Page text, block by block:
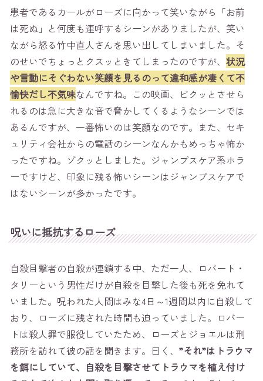
患者であるカールがローズに向かって笑いながら「お前
は死ぬ」と何度も連呼するシーンがありましたが、笑い
ながら怒る竹中直人さんを思い出してしまいました。そ
のせいでちょっとクスッときてしまったのですが、 状況
や言動にそぐわない笑顔を見るのって違和感が凄くて不
愉快だし不気味なんですね。この映画、ビクッとさせら
れるのは急に大きな音で脅かしてくるようなシーンでは
あるんですが、一番怖いのは笑顔なのです。また、セキ
ュリティ会社からの電話のシーンなんかもめっちゃ怖か
ったですね。ゾクッとしました。ジャンプスケア系ホラ
ーですけど、印象に残る怖いシーンはジャンプスケアで
はないシーンが多かったです。
呪いに抵抗するローズ
自殺目撃者の自殺が連鎖する中、ただ一人、ロバート・
タリーという男性だけが自殺を目撃した後も死を免れて
いました。呪われた人間はみな4日～1週間以内に自殺して
おり、ローズに残された時間も迫っていました。ロバー
トは殺人罪で服役していたため、ローズとジョエルは刑
務所を訪れて彼の話を聞きます。曰く、 ”それ”はトラウマ
を餌にしていて、自殺を目撃させてトラウマを植え付け